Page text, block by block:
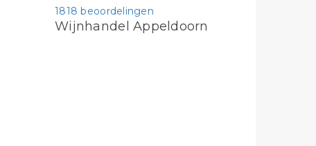
Wijnhandel Appeldoorn
1818 beoordelingen